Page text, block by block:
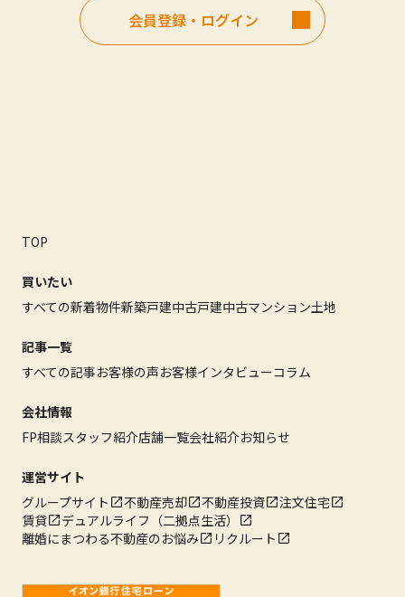
会員登録・ログイン
TOP
買いたい
すべての新着物件新築戸建中古戸建中古マンション土地
記事一覧
すべての記事お客様の声お客様インタビューコラム
会社情報
FP相談スタッフ紹介店舗一覧会社紹介お知らせ
運営サイト
グループサイト
不動産売却 不動産投資
注文住宅
賃貸
デュアルライフ（二拠点生活）
離婚にまつわる不動産のお悩み
リクルート